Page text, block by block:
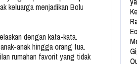
keluarga menjadikan Bolu
dengan kata-kata.
anak hingga orang tua.
rumahan favorit yang tidak